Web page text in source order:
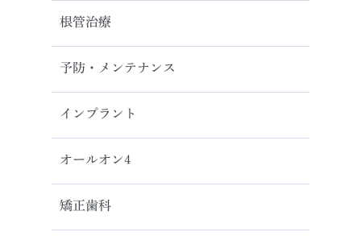
根管治療
予防・メンテナンス
インプラント
オールオン4
矯正歯科